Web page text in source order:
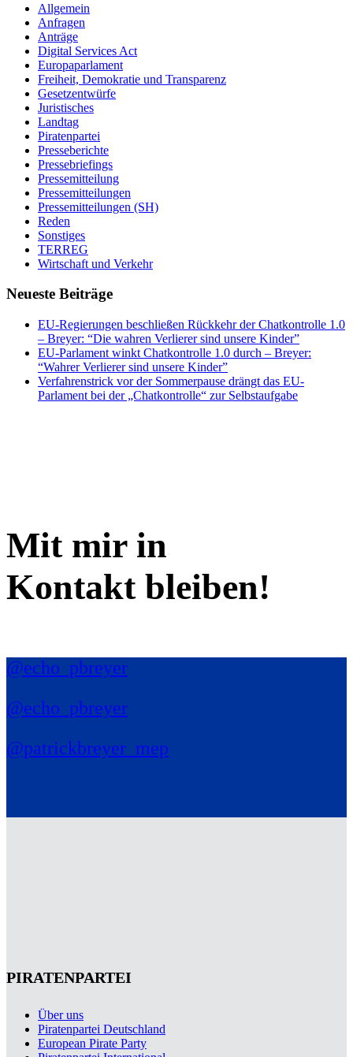
Allgemein
Anfragen
Anträge
Digital Services Act
Europaparlament
Freiheit, Demokratie und Transparenz
Gesetzentwürfe
Juristisches
Landtag
Piratenpartei
Presseberichte
Pressebriefings
Pressemitteilung
Pressemitteilungen
Pressemitteilungen (SH)
Reden
Sonstiges
TERREG
Wirtschaft und Verkehr
Neueste Beiträge
EU-Regierungen beschließen Rückkehr der Chatkontrolle 1.0
– Breyer: “Die wahren Verlierer sind unsere Kinder”
EU-Parlament winkt Chatkontrolle 1.0 durch – Breyer:
“Wahrer Verlierer sind unsere Kinder”
Verfahrenstrick vor der Sommerpause drängt das EU-
Parlament bei der „Chatkontrolle“ zur Selbstaufgabe
Mit mir in
Kontakt bleiben!
@echo_pbreyer
@echo_pbreyer
@patrickbreyer_mep
PIRATENPARTEI
Über uns
Piratenpartei Deutschland
European Pirate Party